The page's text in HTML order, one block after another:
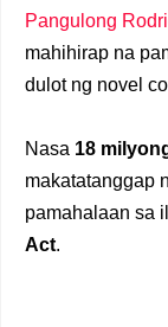
Pangulong
mahihirap na
dulot ng novel
Nasa 18
makatatanggap
pamahalaan sa
Act.